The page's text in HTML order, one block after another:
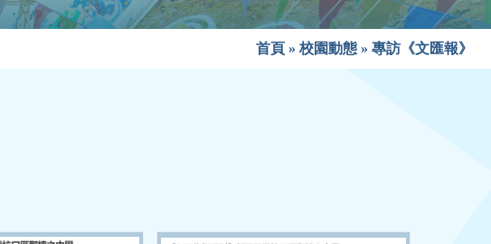
首頁 » 校園動態 » 專訪《文匯報》